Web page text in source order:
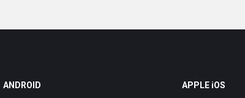
ANDROID APPLE iOS